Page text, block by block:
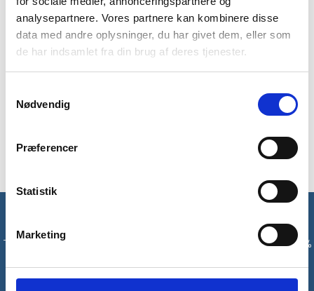
analysepartnere. Vores partnere kan kombinere disse
data med andre oplysninger, du har givet dem, eller som
de har indsamlet fra din brug af deres tjenester.
Nødvendig
Præferencer
Statistik
Marketing
Ember. Ember fleecen er perfekt som lag til at holde dig varm
under din jakke. Fleecetrøjen er lavet i et isolerende og meget
blødt fleece. Denne herremodel er lavet i en slim profil så
fleecetrøjen sidder behageligt som lag under din jakke.
polyester fleece. Fleecen har en frontlynlås på 1/4 af
til halsen for at sikre dig varmen udenfor.
Tilmeld dig vores nyhedsbrev og modtag med det samme en 10%